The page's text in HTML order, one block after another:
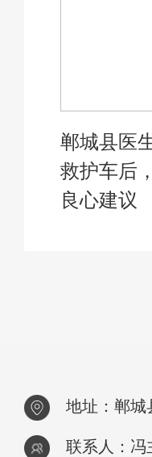
郸城县医
救护车后
良心建议
地址：郸城
联系人：冯